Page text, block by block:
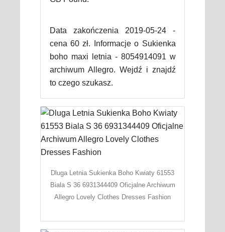
Data zakończenia 2019-05-24 -
cena 60 zł. Informacje o Sukienka
boho maxi letnia - 8054914091 w
archiwum Allegro. Wejdź i znajdź
to czego szukasz.
Dluga Letnia Sukienka Boho Kwiaty 61553
Biala S 36 6931344409 Oficjalne Archiwum
Allegro Lovely Clothes Dresses Fashion